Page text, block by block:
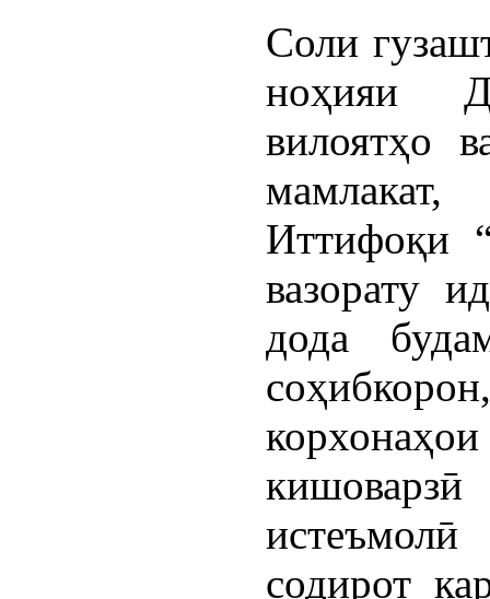
Соли
ноҳияи
вилоятҳо
Иттифоқи
вазорату
дода
содирот